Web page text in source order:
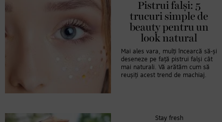
Pistrui falși: 5
trucuri simple de
beauty pentru un
look natural
Mai ales vara, mulți încearcă să-și
deseneze pe față pistrui falși cât
mai naturali. Vă arătăm cum să
reușiți acest trend de machiaj.
Stay fresh